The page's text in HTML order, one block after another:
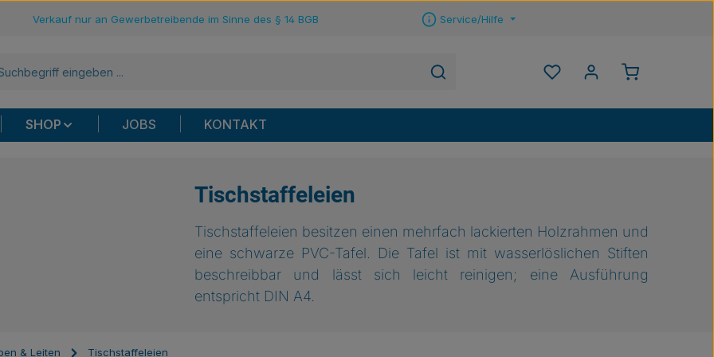
Verkauf nur an Gewerbetreibende im Sinne des § 14 BGB Service/Hilfe
Du hast 0 Produkte auf
SHOP JOBS KONTAKT
Tischstaffeleien
Tischstaffeleien besitzen einen mehrfach lackierten Holzrahmen und
eine schwarze PVC-Tafel. Die Tafel ist mit wasserlöslichen Stiften
beschreibbar und lässt sich leicht reinigen; eine Ausführung
entspricht DIN A4.
& Leiten Tischstaffeleien